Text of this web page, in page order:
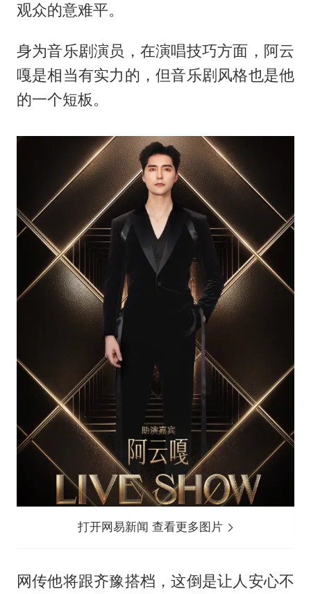
观众的意难平。
身为音乐剧演员，在演唱技巧方面，阿云
嘎是相当有实力的，但音乐剧风格也是他
的一个短板。
打开网易新闻 查看更多图片
网传他将跟齐豫搭档，这倒是让人安心不